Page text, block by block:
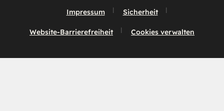
Impressum Sicherheit
Website-Barrierefreiheit Cookies verwalten